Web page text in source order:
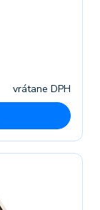
vrátane DPH